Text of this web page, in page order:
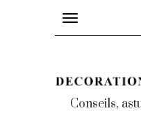
Toggle
navigation
Conseils,